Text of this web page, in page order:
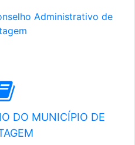
Administrativo de
DO MUNICÍPIO DE